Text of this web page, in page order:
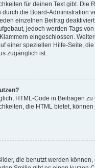
für deinen Text gibt. Die
durch die Board-Administration
einzelnen Beitrag
jedoch werden Tags von
Klammern eingeschlossen.
einer speziellen Hilfe-Seite,
zugänglich ist.
HTML-Code in Beiträgen
die HTML bietet,
die benutzt werden können,